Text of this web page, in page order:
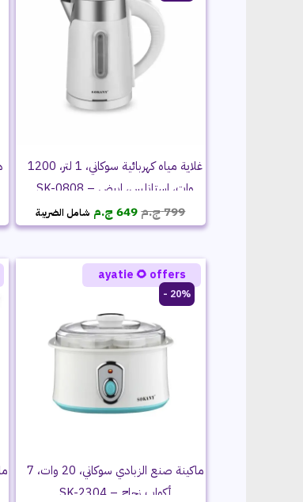
غلاية مياه كهربائية سوكاني، 1 لتر، 1200
وات، استانلس، ابيض – SK-0808
799ج.مالسعر
الأصلي
799 ج.م.
649 ج.مالسعر
الحالي
649 ج.م.
شامل الضريبة
20% -
ماكينة صنع الزبادي سوكاني، 20 وات، 7
أكواب زجاج – SK-2304
ayatie 🌻 offers